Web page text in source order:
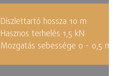
Díszlettartó hossza 10 m
Hasznos terhelés 1,5 kN
Mozgatás sebessége 0 - 0,5